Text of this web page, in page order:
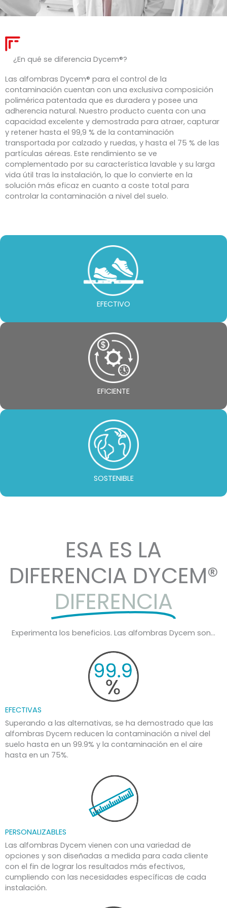
¿En qué se diferencia Dycem®?
Las alfombras Dycem® para el control de la
contaminación cuentan con una exclusiva composición
polimérica patentada que es duradera y posee una
adherencia natural. Nuestro producto cuenta con una
capacidad excelente y demostrada para atraer, capturar
y retener hasta el 99,9 % de la contaminación
transportada por calzado y ruedas, y hasta el 75 % de las
partículas aéreas. Este rendimiento se ve
complementado por su característica lavable y su larga
vida útil tras la instalación, lo que lo convierte en la
solución más eficaz en cuanto a coste total para
controlar la contaminación a nivel del suelo.
EFECTIVO
EFICIENTE
SOSTENIBLE
ESA ES LA
DIFERENCIA DYCEM®
DIFERENCIA
Experimenta los beneficios. Las alfombras Dycem son...
EFECTIVAS
Superando a las alternativas, se ha demostrado que las
alfombras Dycem reducen la contaminación a nivel del
suelo hasta en un 99.9% y la contaminación en el aire
hasta en un 75%.
PERSONALIZABLES
Las alfombras Dycem vienen con una variedad de
opciones y son diseñadas a medida para cada cliente
con el fin de lograr los resultados más efectivos,
cumpliendo con las necesidades específicas de cada
instalación.